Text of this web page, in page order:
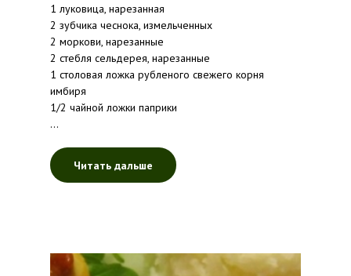
1 луковица, нарезанная
2 зубчика чеснока, измельченных
2 моркови, нарезанные
2 стебля сельдерея, нарезанные
1 столовая ложка рубленого свежего корня
имбиря
1/2 чайной ложки паприки
...
Читать дальше